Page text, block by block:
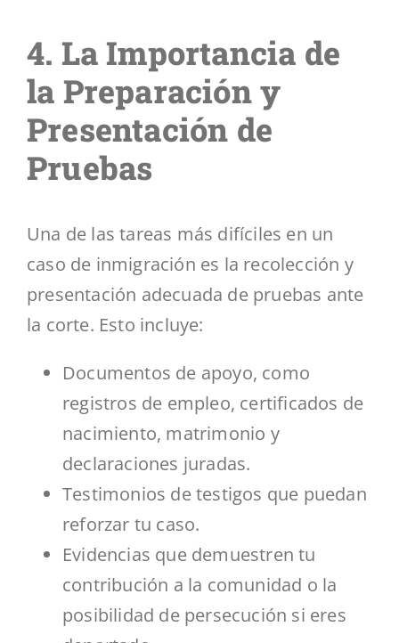
4. La Importancia de
la Preparación y
Presentación de
Pruebas
Una de las tareas más difíciles en un
caso de inmigración es la recolección y
presentación adecuada de pruebas ante
la corte. Esto incluye:
Documentos de apoyo, como
registros de empleo, certificados de
nacimiento, matrimonio y
declaraciones juradas.
Testimonios de testigos que puedan
reforzar tu caso.
Evidencias que demuestren tu
contribución a la comunidad o la
posibilidad de persecución si eres